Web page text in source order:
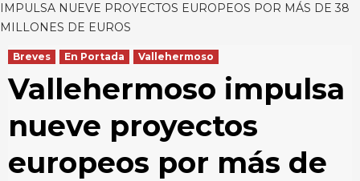
IMPULSA NUEVE PROYECTOS EUROPEOS POR MÁS DE 38
MILLONES DE EUROS
Breves En Portada Vallehermoso
Vallehermoso impulsa
nueve proyectos
europeos por más de